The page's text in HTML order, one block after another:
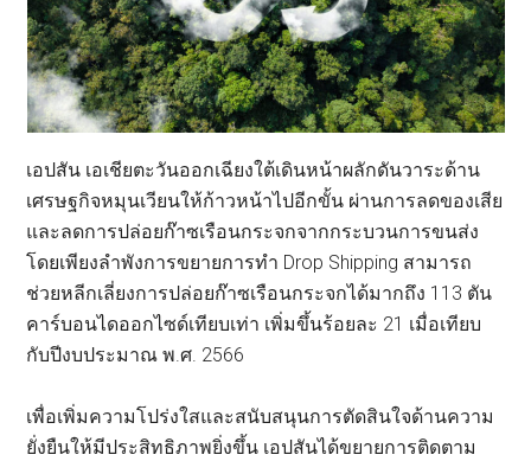
เอปสัน เอเชียตะวันออกเฉียงใต้เดินหน้าผลักดันวาระด้าน
เศรษฐกิจหมุนเวียนให้ก้าวหน้าไปอีกขั้น ผ่านการลดของเสีย
และลดการปล่อยก๊าซเรือนกระจกจากกระบวนการขนส่ง
โดยเพียงลำพังการขยายการทำ Drop Shipping สามารถ
ช่วยหลีกเลี่ยงการปล่อยก๊าซเรือนกระจกได้มากถึง 113 ตัน
คาร์บอนไดออกไซด์เทียบเท่า เพิ่มขึ้นร้อยละ 21 เมื่อเทียบ
กับปีงบประมาณ พ.ศ. 2566
เพื่อเพิ่มความโปร่งใสและสนับสนุนการตัดสินใจด้านความ
ยั่งยืนให้มีประสิทธิภาพยิ่งขึ้น เอปสันได้ขยายการติดตาม